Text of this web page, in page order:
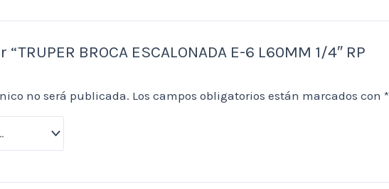
BROCA ESCALONADA E-6 L60MM 1/4″ RP
no será publicada. Los campos obligatorios están marcados con*